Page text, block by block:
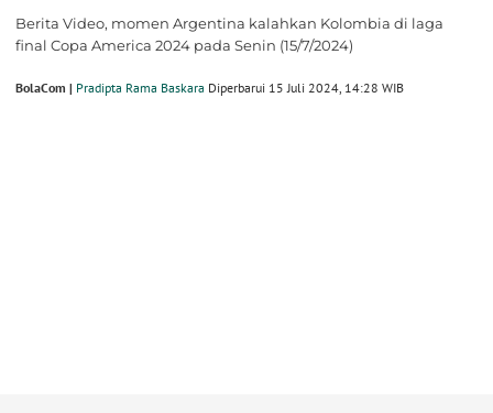
Berita Video, momen Argentina kalahkan Kolombia di laga
final Copa America 2024 pada Senin (15/7/2024)
BolaCom | Pradipta Rama Baskara Diperbarui 15 Juli 2024, 14:28 WIB